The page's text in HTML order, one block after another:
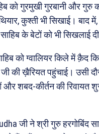
को गुरमुखी गुरबानी और गुरु
कुश्ती भी सिखाई। बाद में,
के बेटों को भी सिखलाई
को ग्वालियर किले में क़ैद
की ख़ैरियत पहुंचाई। उसी
और शबद-कीर्तन की रिवायत
जी ने श्री गुरु हरगोबिंद